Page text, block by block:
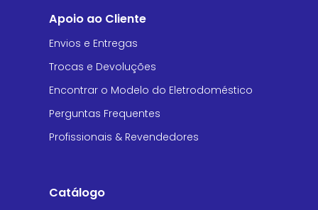
Apoio ao Cliente
Envios e Entregas
Trocas e Devoluções
Encontrar o Modelo do Eletrodoméstico
Perguntas Frequentes
Profissionais & Revendedores
Catálogo